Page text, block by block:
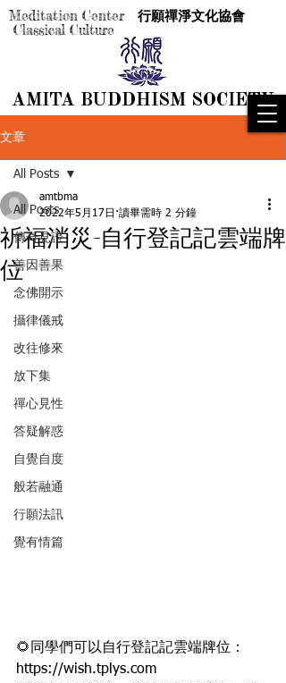
AMITA BUDDHISM SOCIETY
AMITA BUDDHISM SOCIETY
Meditation Center 行願禪淨文化協會
Classical Culture
文章
All Posts
傳奇見證
善因善果
念佛開示
攝律儀戒
改往修來
放下集
禪心見性
答疑解惑
自覺自度
般若融通
行願法訊
覺有情篇
All Posts
祈福消災-自行登記記雲端牌
位
amtbma
2022年5月17日 讀畢需時 2 分鐘
🌻 同學們可以自行登記記雲端牌位：
https://wish.tplys.com